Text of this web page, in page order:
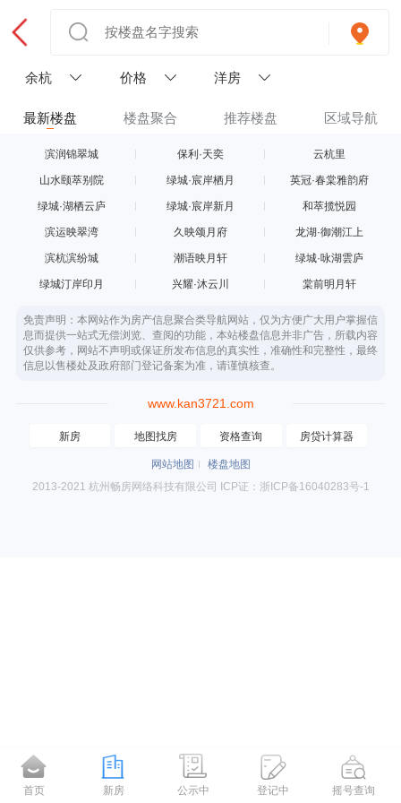
余杭 价格 洋房
最新楼盘 楼盘聚合 推荐楼盘 区域导航
滨润锦翠城 保利·天奕 云杭里
山水颐萃别院 绿城·宸岸栖月 英冠·春棠雅韵府
绿城·湖栖云庐 绿城·宸岸新月 和萃揽悦园
滨运映翠湾 久映颂月府 龙湖·御潮江上
滨杭滨纷城 潮语映月轩 绿城·咏湖雲庐
绿城汀岸印月 兴耀·沐云川 棠前明月轩
免责声明：本网站作为房产信息聚合类导航网站，仅为方便广大用户掌握信
息而提供一站式无偿浏览、查阅的功能，本站楼盘信息并非广告，所载内容
仅供参考，网站不声明或保证所发布信息的真实性，准确性和完整性，最终
信息以售楼处及政府部门登记备案为准，请谨慎核查。
www.kan3721.com
新房 地图找房 资格查询 房贷计算器
网站地图
楼盘地图
2013-2021 杭州畅房网络科技有限公司 ICP证：浙ICP备16040283号-1
首页 新房 公示中 登记中 摇号查询